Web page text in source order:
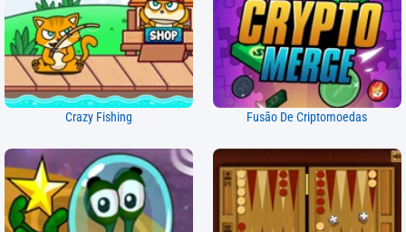
Crazy Fishing Fusão De Criptomoedas